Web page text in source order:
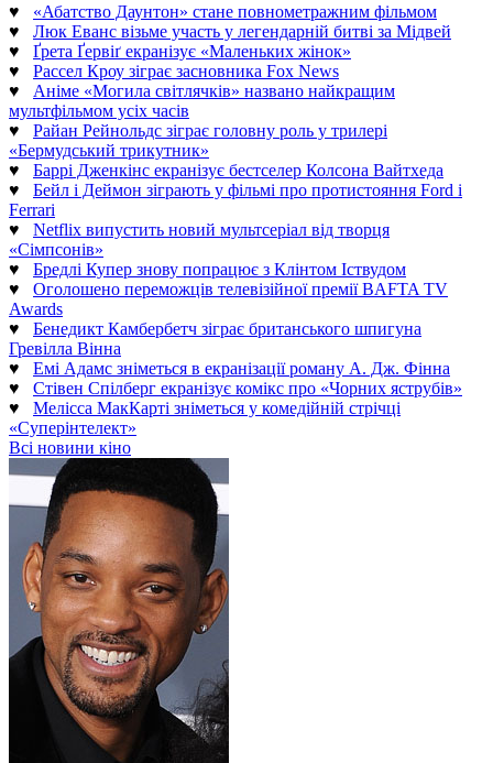
♥ «Абатство Даунтон» стане повнометражним фільмом
♥ Люк Еванс візьме участь у легендарній битві за Мідвей
♥ Ґрета Ґервіґ екранізує «Маленьких жінок»
♥ Рассел Кроу зіграє засновника Fox News
♥ Аніме «Могила світлячків» названо найкращим
мультфільмом усіх часів
♥ Райан Рейнольдс зіграє головну роль у трилері
«Бермудський трикутник»
♥ Баррі Дженкінс екранізує бестселер Колсона Вайтхеда
♥ Бейл і Деймон зіграють у фільмі про протистояння Ford і
Ferrari
♥ Netflix випустить новий мультсеріал від творця
«Сімпсонів»
♥ Бредлі Купер знову попрацює з Клінтом Іствудом
♥ Оголошено переможців телевізійної премії BAFTA TV
Awards
♥ Бенедикт Камбербетч зіграє британського шпигуна
Гревілла Вінна
♥ Емі Адамс зніметься в екранізації роману А. Дж. Фінна
♥ Стівен Спілберг екранізує комікс про «Чорних яструбів»
♥ Мелісса МакКарті зніметься у комедійній стрічці
«Суперінтелект»
Всі новини кіно